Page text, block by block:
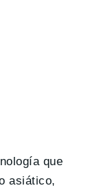
que
asiático,